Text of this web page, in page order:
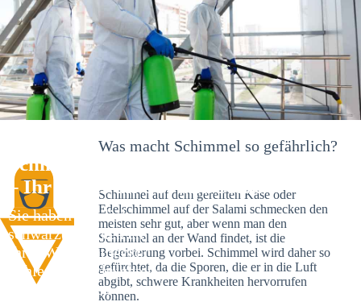
Schimmelexperte in Wackershofen
– Ihr Helfer an Ort und Stelle
Sie haben kürzlich
schwarze Flecken an
Ihrer Wand entdeckt?
Schlechte Nachrichten:
Sie haben einen
Was macht Schimmel so gefährlich?
Schimmel auf dem gereiften Käse oder
Edelschimmel auf der Salami schmecken den
meisten sehr gut, aber wenn man den
Schimmel an der Wand findet, ist die
Begeisterung vorbei. Schimmel wird daher so
gefürchtet, da die Sporen, die er in die Luft
abgibt, schwere Krankheiten hervorrufen
können.